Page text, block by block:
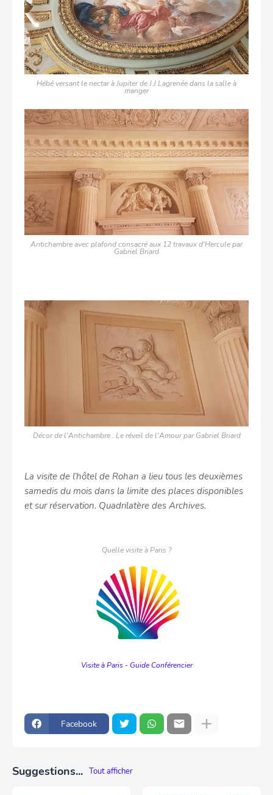
Hébé versant le nectar à Jupiter de J.J.Lagrenée dans la salle à
manger
Antichambre avec plafond consacré aux 12 travaux d'Hercule par
Gabriel Briard
Décor de l'Antichambre : Le réveil de l'Amour par Gabriel Briard
La visite de l’hôtel de Rohan a lieu tous les deuxièmes
samedis du mois dans la limite des places disponibles
et sur réservation. Quadrilatère des Archives.
Quelle visite à Paris ?
Visite à Paris - Guide Conférencier
Facebook
Suggestions... Tout afficher